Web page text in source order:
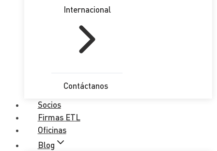
Internacional
Contáctanos
Socios
Firmas ETL
Oficinas
Blog